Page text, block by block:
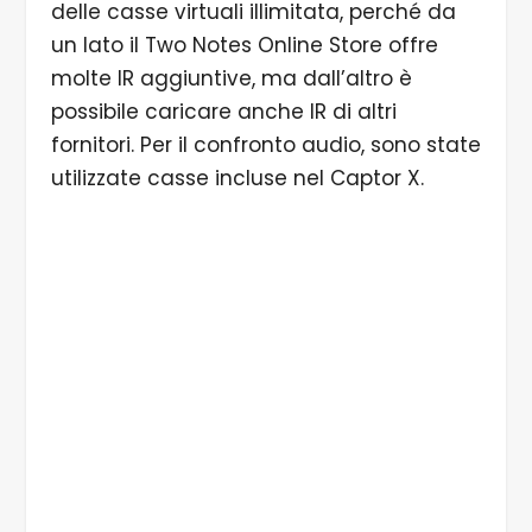
delle casse virtuali illimitata, perché da
un lato il Two Notes Online Store offre
molte IR aggiuntive, ma dall’altro è
possibile caricare anche IR di altri
fornitori. Per il confronto audio, sono state
utilizzate casse incluse nel Captor X.